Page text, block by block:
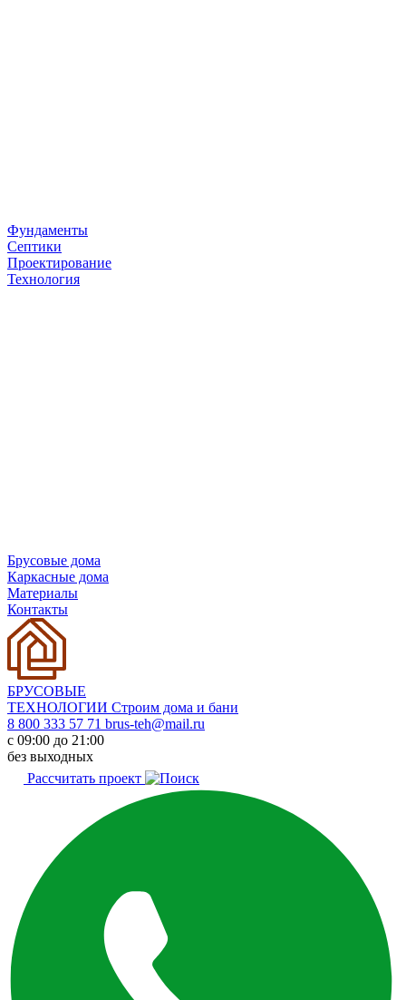
Фундаменты
Септики
Проектирование
Технология
Брусовые дома
Каркасные дома
Материалы
Контакты
БРУСОВЫЕ
ТЕХНОЛОГИИ Строим дома и бани
8 800 333 57 71 brus-teh@mail.ru
с 09:00 до 21:00
без выходных
Рассчитать проект